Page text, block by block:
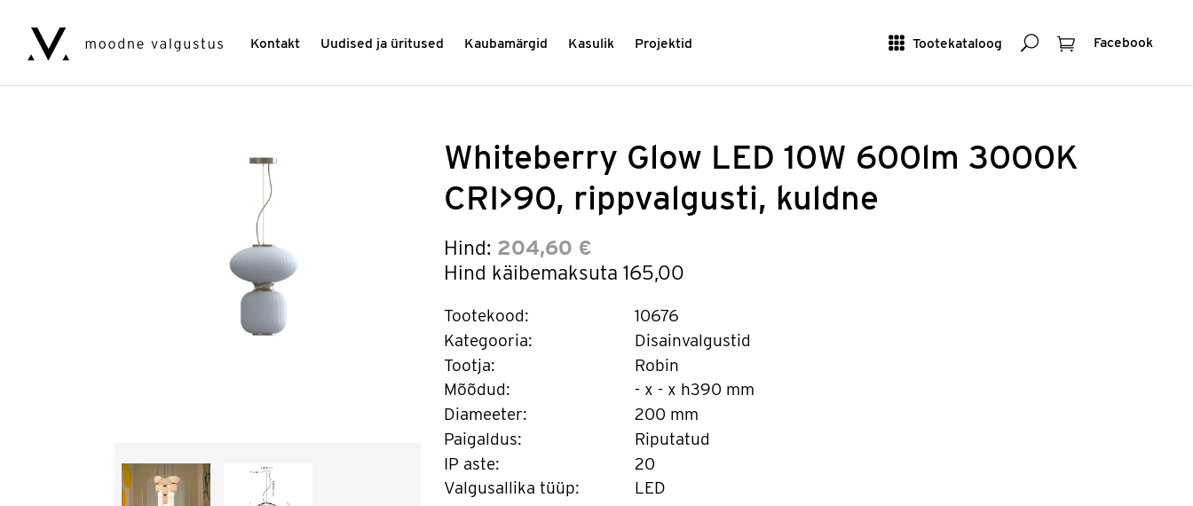
Tootekataloog OtsingOstukorv
Facebook
Kontakt Uudised ja üritused Kaubamärgid Kasulik Projektid
Whiteberry Glow LED 10W 600lm 3000K
CRI>90, rippvalgusti, kuldne
Hind:204,60 €
Hind käibemaksuta 165,00
Tootekood:
10676
Kategooria:
Disainvalgustid
Tootja:
Robin
Mõõdud:
- x - x h390 mm
Diameeter:
200 mm
Paigaldus:
Riputatud
IP aste:
20
Valgusallika tüüp:
LED